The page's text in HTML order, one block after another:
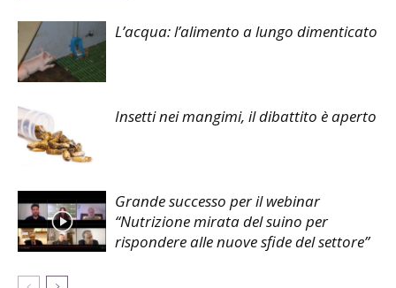
L’acqua: l’alimento a lungo dimenticato
Insetti nei mangimi, il dibattito è aperto
Grande successo per il webinar
“Nutrizione mirata del suino per
rispondere alle nuove sfide del settore”